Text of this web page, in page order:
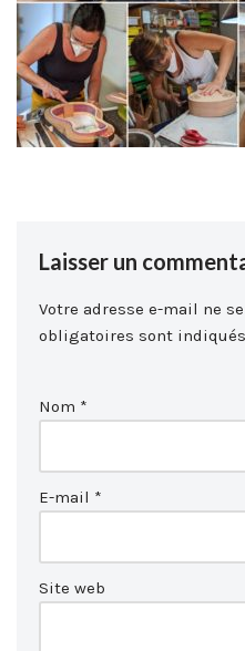
Laisser un
Votre adresse e-mail ne
obligatoires sont
Nom *
E-mail *
Site web